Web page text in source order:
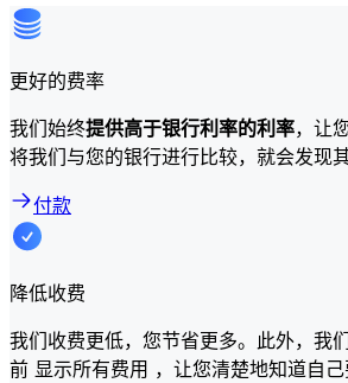
更好的费率
我们始终提供高于银行利率的利率，让
将我们与您的银行进行比较，就会发现
付款
降低收费
我们收费更低，您节省更多。此外，我们
前 显示所有费用 ，让您清楚地知道自己